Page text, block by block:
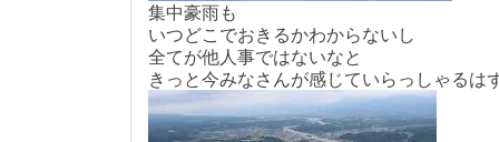
集中豪雨も
いつどこでおきるかわからないし
全てが他人事ではないなと
きっと今みなさんが感じていらっしゃるは